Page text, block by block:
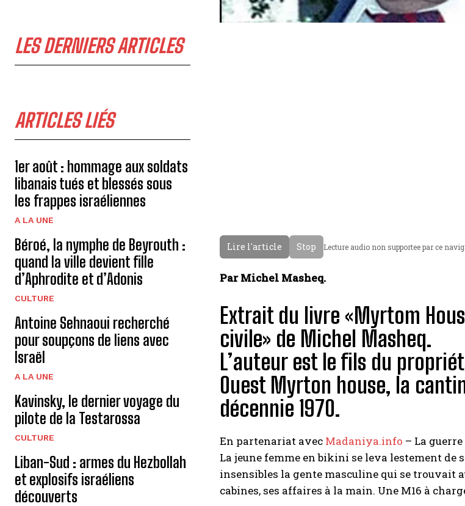
LES DERNIERS ARTICLES
ARTICLES LIÉS
1er août : hommage aux soldats
libanais tués et blessés sous
les frappes israéliennes
A LA UNE
Béroé, la nymphe de Beyrouth :
quand la ville devient fille
d’Aphrodite et d’Adonis
CULTURE
Antoine Sehnaoui recherché
pour soupçons de liens avec
Israël
A LA UNE
Kavinsky, le dernier voyage du
pilote de la Testarossa
CULTURE
Liban-Sud : armes du Hezbollah
et explosifs israéliens
découverts
Lire l'article Stop Lecture audio non supportee par ce
Par Michel Masheq.
Extrait du livre «Myrtom
civile» de Michel Masheq.
L’auteur est le fils du
Ouest Myrton house, la
décennie 1970.
En partenariat avec Madaniya.info – La
La jeune femme en bikini se leva lestement de
insensibles la gente masculine qui se trouvait
cabines, ses affaires à la main. Une M16 à